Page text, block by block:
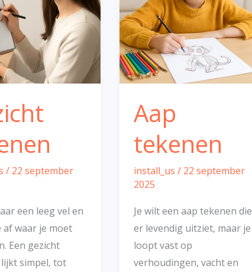
/ 22 september
een leeg vel en
af waar je moet
Een gezicht
simpel, tot
Aap
tekenen
install_us/ 22 september
2025
Je wilt een aap tekenen die
er levendig uitziet, maar je
loopt vast op
verhoudingen, vacht en